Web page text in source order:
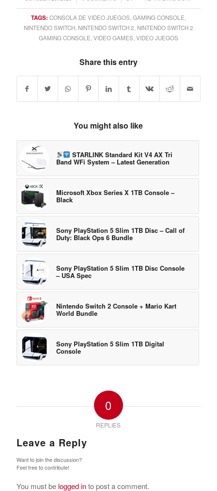
TAGS: CONSOLA DE VIDEO JUEGOS GAMING CONSOLE
NINTENDO SWITCH, NINTENDO SWITCH 2 NINTENDO SWITCH 2
GAMING CONSOLE VIDEO GAMES VIDEO JUEGOS
Share this entry
You might also like
STARLINK Standard Kit V4 AX Tri
Band WFi System – Latest Generation
Microsoft Xbox Series X 1TB Console –
Black
Sony PlayStation 5 Slim 1TB Disc – Call of
Duty: Black Ops 6 Bundle
Sony PlayStation 5 Slim 1TB Disc Console
– USA Spec
Nintendo Switch 2 Console + Mario Kart
World Bundle
Sony PlayStation 5 Slim 1TB Digital
Console
0
REPLIES
Leave a Reply
Want to join the discussion?
Feel free to contribute!
You must be logged into post a comment.